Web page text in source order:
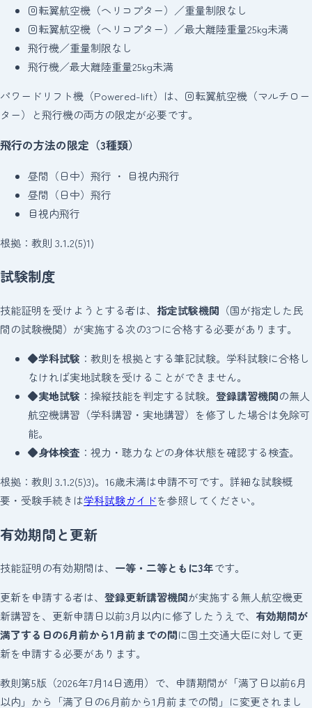
回転翼航空機（ヘリコプター）／重量制限なし
回転翼航空機（ヘリコプター）／最大離陸重量25kg未満
飛行機／重量制限なし
飛行機／最大離陸重量25kg未満
パワードリフト機（Powered-lift）は、回転翼航空機（マルチロー
ター）と飛行機の両方の限定が必要です。
飛行の方法の限定（3種類）
昼間（日中）飛行 ・ 目視内飛行
昼間（日中）飛行
目視内飛行
根拠：教則 3.1.2(5)1)
試験制度
技能証明を受けようとする者は、 指定試験機関 （国が指定した民
間の試験機関）が実施する次の3つに合格する必要があります。
◆学科試験 ：教則を根拠とする筆記試験。学科試験に合格し
なければ実地試験を受けることができません。
◆実地試験 ：操縦技能を判定する試験。 登録講習機関の無人
航空機講習（学科講習・実地講習）を修了した場合は免除可
能。
◆身体検査 ：視力・聴力などの身体状態を確認する検査。
根拠：教則 3.1.2(5)3)。16歳未満は申請不可です。詳細な試験概
要・受験手続きは学科試験ガイドを参照してください。
有効期間と更新
技能証明の有効期間は、 一等・二等ともに3年です。
更新を申請する者は、 登録更新講習機関が実施する無人航空機更
新講習を、更新申請日以前3月以内に修了したうえで、 有効期間が
満了する日の6月前から1月前までの間に国土交通大臣に対して更
新を申請する必要があります。
教則第5版（2026年7月14日適用）で、申請期間が「満了日以前6月
以内」から「満了日の6月前から1月前までの間」に変更されまし